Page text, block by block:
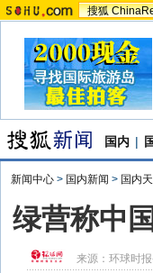
搜狐
国内 |
新闻中心 > 国内新闻 > 国内
绿营称中
来源： 环球时